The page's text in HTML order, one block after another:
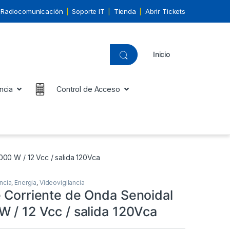
Radiocomunicación Soporte IT Tienda Abrir Tickets
Inicio
Control de Acceso
W / 12 Vcc / salida 120Vca
, Energia, Videovigilancia
de Onda Senoidal
/ 12 Vcc / salida 120Vca